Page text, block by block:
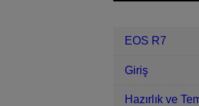
EOS R7
Giriş
Hazırlık ve